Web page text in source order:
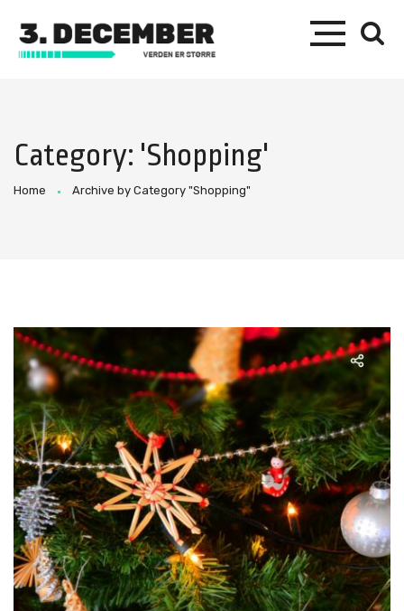
Category: 'Shopping'
Home Archive by Category "Shopping"